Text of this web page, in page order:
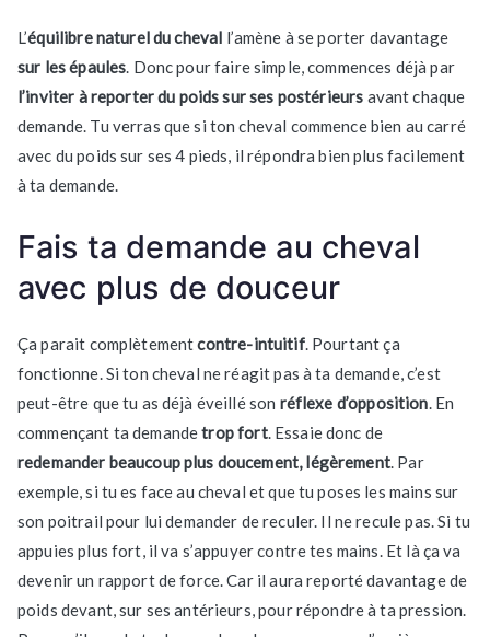
L’équilibre naturel du cheval l’amène à se porter davantage
sur les épaules. Donc pour faire simple, commences déjà par
l’inviter à reporter du poids sur ses postérieurs avant chaque
demande. Tu verras que si ton cheval commence bien au carré
avec du poids sur ses 4 pieds, il répondra bien plus facilement
à ta demande.
Fais ta demande au cheval
avec plus de douceur
Ça parait complètementcontre-intuitif. Pourtant ça
fonctionne. Si ton cheval ne réagit pas à ta demande, c’est
peut-être que tu as déjà éveillé son réflexe d’opposition. En
commençant ta demandetrop fort. Essaie donc de
redemander beaucoup plus doucement, légèrement. Par
exemple, si tu es face au cheval et que tu poses les mains sur
son poitrail pour lui demander de reculer. Il ne recule pas. Si tu
appuies plus fort, il va s’appuyer contre tes mains. Et là ça va
devenir un rapport de force. Car il aura reporté davantage de
poids devant, sur ses antérieurs, pour répondre à ta pression.